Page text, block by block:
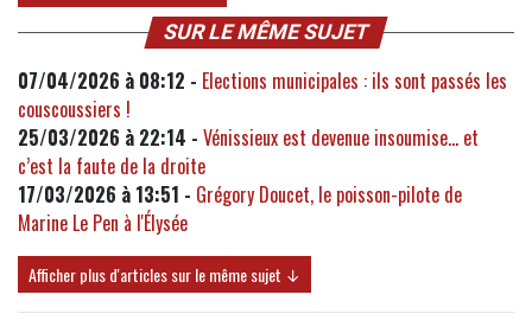
SUR LE MÊME SUJET
07/04/2026 à 08:12 - Elections municipales : ils sont passés les
couscoussiers !
25/03/2026 à 22:14 - Vénissieux est devenue insoumise… et
c’est la faute de la droite
17/03/2026 à 13:51 - Grégory Doucet, le poisson-pilote de
Marine Le Pen à l'Élysée
Afficher plus d'articles sur le même sujet ↓